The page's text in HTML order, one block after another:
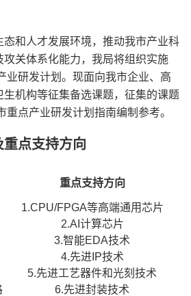
态和人才发展环境，推动我市产业科
关体系化能力，我局将组织实施
业研发计划。现面向我市企业、高
机构等征集备选课题，征集的课题
点产业研发计划指南编制参考。
点支持方向
重点支持方向
1.CPU/FPGA等高端通用芯片
2.AI计算芯片
3.智能EDA技术
4.先进IP技术
5.先进工艺器件和光刻技术
6.先进封装技术